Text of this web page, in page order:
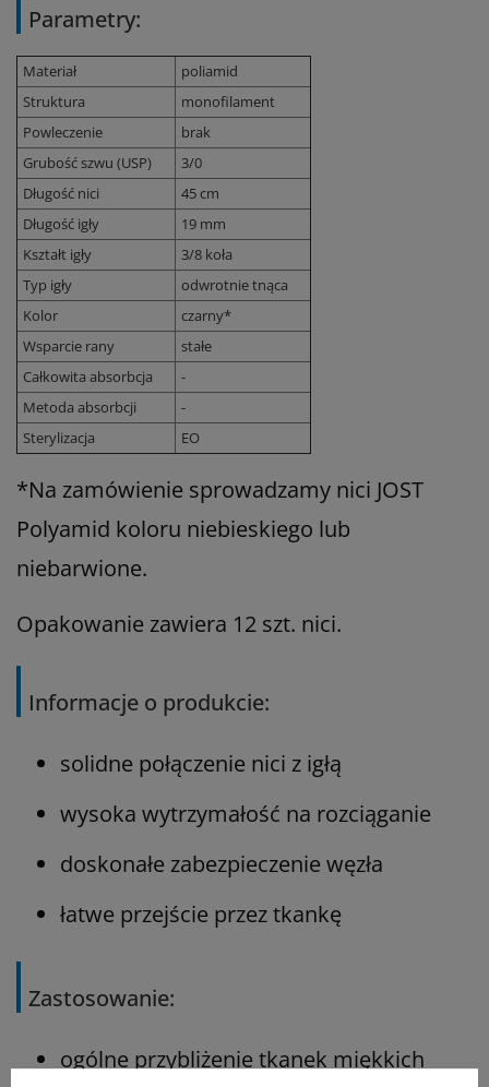
Parametry:
Materiał
poliamid
Struktura
monofilament
Powleczenie
brak
Grubość szwu (USP)
3/0
Długość nici
45 cm
Długość igły
19 mm
Kształt igły
3/8 koła
Typ igły
odwrotnie tnąca
Kolor
czarny*
Wsparcie rany
stałe
Całkowita absorbcja
-
Metoda absorbcji
-
Sterylizacja
EO
*Na zamówienie sprowadzamy nici JOST
Polyamid koloru niebieskiego lub
niebarwione.
Opakowanie zawiera 12 szt. nici.
Informacje o produkcie:
solidne połączenie nici z igłą
wysoka wytrzymałość na rozciąganie
doskonałe zabezpieczenie węzła
łatwe przejście przez tkankę
Zastosowanie:
ogólne przybliżenie tkanek miękkich